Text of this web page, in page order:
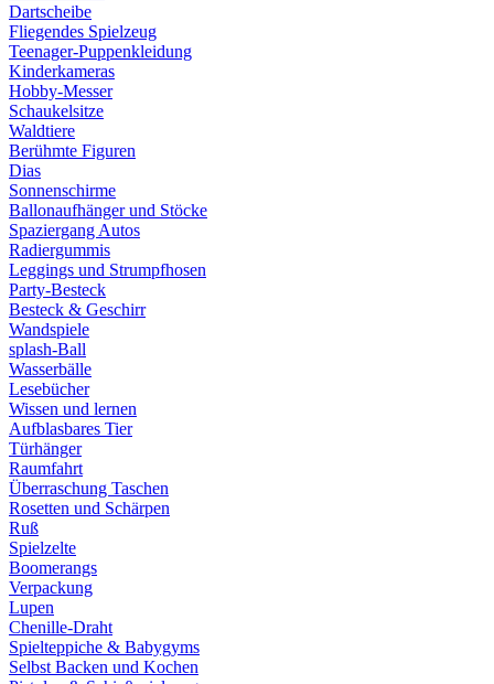
Dartscheibe
Fliegendes Spielzeug
Teenager-Puppenkleidung
Kinderkameras
Hobby-Messer
Schaukelsitze
Waldtiere
Berühmte Figuren
Dias
Sonnenschirme
Ballonaufhänger und Stöcke
Spaziergang Autos
Radiergummis
Leggings und Strumpfhosen
Party-Besteck
Besteck & Geschirr
Wandspiele
splash-Ball
Wasserbälle
Lesebücher
Wissen und lernen
Aufblasbares Tier
Türhänger
Raumfahrt
Überraschung Taschen
Rosetten und Schärpen
Ruß
Spielzelte
Boomerangs
Verpackung
Lupen
Chenille-Draht
Spielteppiche & Babygyms
Selbst Backen und Kochen